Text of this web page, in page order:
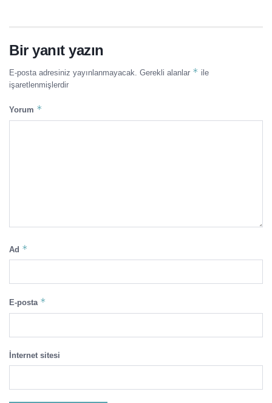
Bir yanıt yazın
E-posta adresiniz yayınlanmayacak. Gerekli alanlar * ile
işaretlenmişlerdir
Yorum *
Ad *
E-posta *
İnternet sitesi